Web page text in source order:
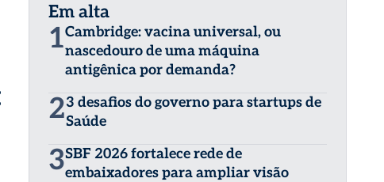
Em alta
1Cambridge: vacina universal, ou
nascedouro de uma máquina
antigênica por demanda?
23 desafios do governo para startups de
Saúde
3SBF 2026 fortalece rede de
embaixadores para ampliar visão